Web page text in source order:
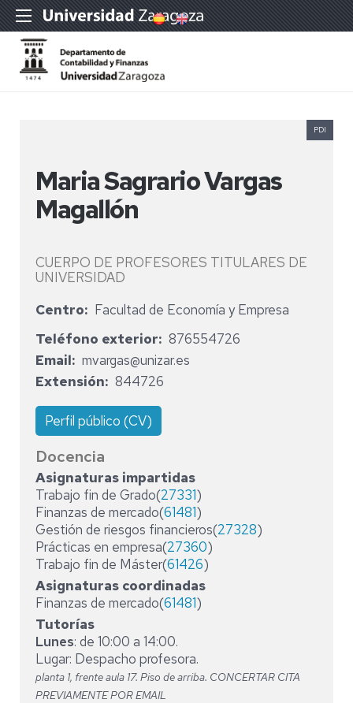
Maria Sagrario Vargas
Magallón
CUERPO DE PROFESORES TITULARES DE
UNIVERSIDAD
PDI
Centro
Facultad de Economía y Empresa
Teléfono exterior
876554726
Email
mvargas@unizar.es
Extensión
844726
Perfil público (CV)
Docencia
Asignaturas impartidas
Trabajo fin de Grado(27331)
Finanzas de mercado(61481)
Gestión de riesgos financieros(27328)
Prácticas en empresa(27360)
Trabajo fin de Máster(61426)
Asignaturas coordinadas
Finanzas de mercado(61481)
Tutorías
Lunes: de 10:00 a 14:00.
Lugar: Despacho profesora.
planta 1, frente aula 17. Piso de arriba. CONCERTAR CITA
PREVIAMENTE POR EMAIL